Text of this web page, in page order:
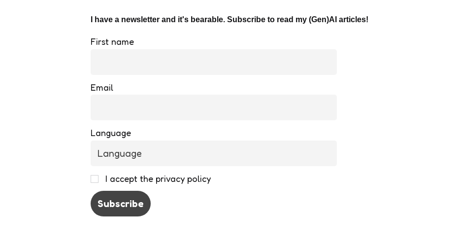
I have a newsletter and it's bearable. Subscribe to read my (Gen)AI articles!
First name
Email
Language
I accept the privacy policy